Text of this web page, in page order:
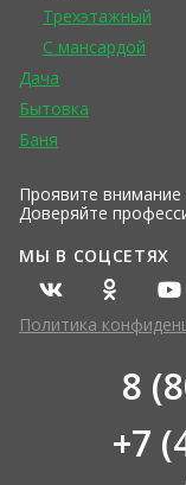
Трехэтажный
С мансардой
Дача
Бытовка
Баня
Проявите
Доверяйте
МЫ В СОЦСЕТЯХ
Политика
8
+7